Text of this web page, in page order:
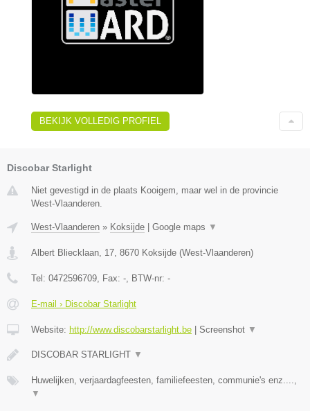
BEKIJK VOLLEDIG PROFIEL
Discobar Starlight
Niet gevestigd in de plaats Kooigem, maar wel in de provincie
West-Vlaanderen.
West-Vlaanderen » Koksijde Google maps ▼
Albert Bliecklaan, 17, 8670 Koksijde (West-Vlaanderen)
Tel: 0472596709, Fax: -, BTW-nr: -
E-mail › Discobar Starlight
Website: http://www.discobarstarlight.be Screenshot ▼
DISCOBAR STARLIGHT ▼
Huwelijken, verjaardagfeesten, familiefeesten, communie's enz....,
▼